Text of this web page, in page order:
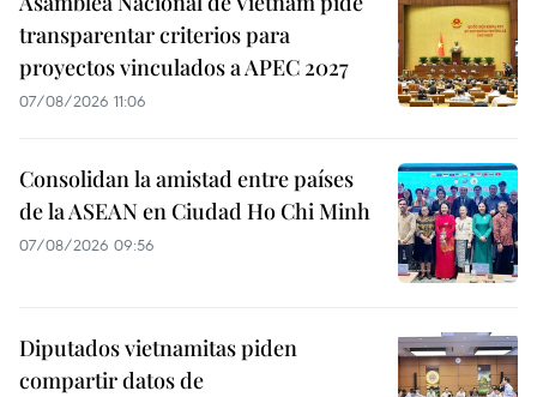
transparentar criterios para
proyectos vinculados a APEC 2027
07/08/2026 11:06
Consolidan la amistad entre países
de la ASEAN en Ciudad Ho Chi Minh
07/08/2026 09:56
Diputados vietnamitas piden
compartir datos de